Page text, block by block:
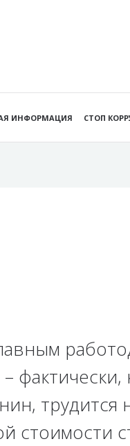
ИНФОРМАЦИЯ СТОП
трудится
стоимости